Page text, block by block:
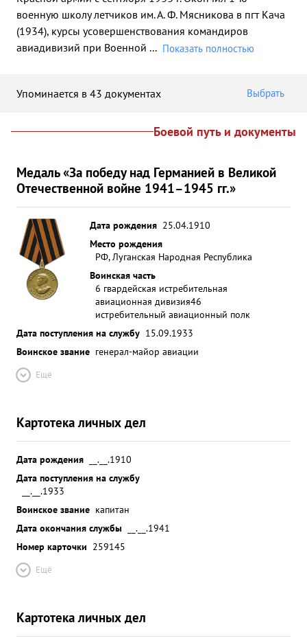
военную школу летчиков им. А. Ф. Мясникова в пгт Кача
(1934), курсы усовершенствования командиров
авиадивизий при Военной ... Показать полностью
Упоминается в 43 документах Выбрать
Боевой путь и документы
Медаль «За победу над Германией в Великой
Отечественной войне 1941–1945 гг.»
Дата рождения 25.04.1910
Место рождения
РФ, Луганская Народная Республика
Воинская часть
6 гвардейская истребительная
авиационная дивизия46
истребительный авиационный полк
Дата поступления на службу 15.09.1933
Воинское звание генерал-майор авиации
Ещё
Картотека личных дел
Дата рождения
__.__.1910
Дата поступления на службу
__.__.1933
Воинское звание капитан
Дата окончания службы
__.__.1941
Номер карточки 259145
Ещё
Картотека личных дел